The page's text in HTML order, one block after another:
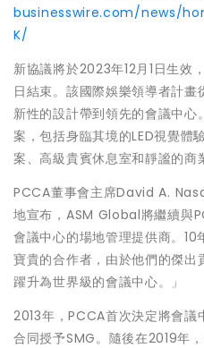
businesswire.com/news/
K/
新協議將於2023年12月1日生效
日結束。該國際娛樂領導者計
新性的設計帶到領先的會議中
案，包括身臨其境的LED視覺體
案、高級貴賓休息室和靜謐的商
PCCA董事會主席David A.
地宣布，ASM Global將繼續與
會議中心的場地管理提供商。
寶貴的合作者，由於他們的傑
躍升為世界級的會議中心。」
2013年，PCCA首次決定將會
合同授予SMG。隨後在2019年